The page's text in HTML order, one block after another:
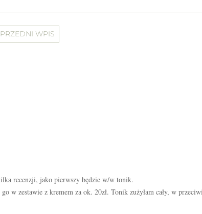
WPIS
recenzji, jako pierwszy będzie w/w tonik.
go w zestawie z kremem za ok. 20zł. Tonik zużyłam cały, w